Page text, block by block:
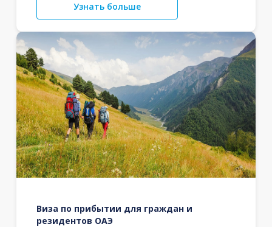
Узнать больше
Виза по прибытии для граждан и
резидентов ОАЭ